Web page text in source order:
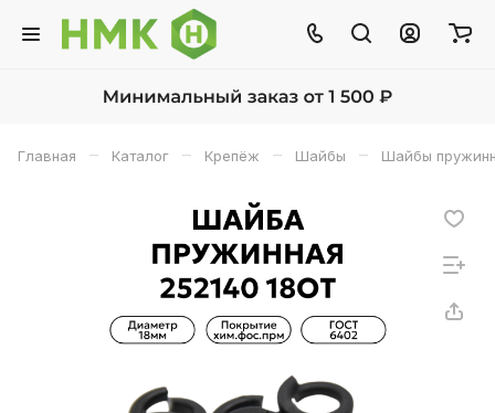
Главная – Каталог – Крепёж – Шайбы – Шайбы